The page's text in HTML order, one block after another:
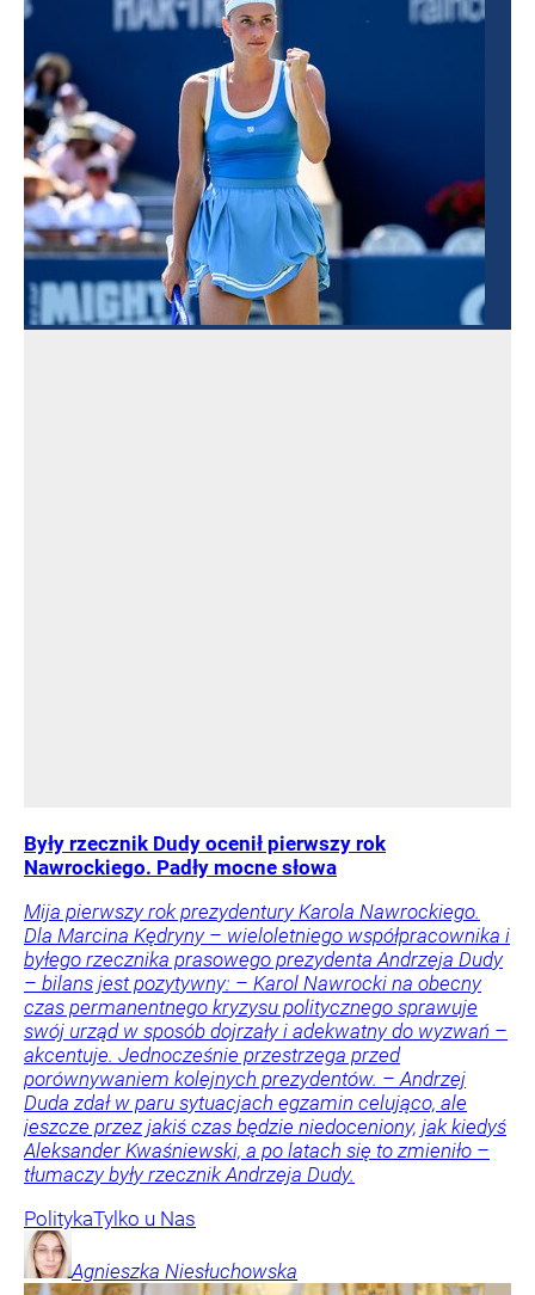
Były rzecznik Dudy ocenił pierwszy rok
Nawrockiego. Padły mocne słowa
Mija pierwszy rok prezydentury Karola Nawrockiego.
Dla Marcina Kędryny – wieloletniego współpracownika i
byłego rzecznika prasowego prezydenta Andrzeja Dudy
– bilans jest pozytywny: – Karol Nawrocki na obecny
czas permanentnego kryzysu politycznego sprawuje
swój urząd w sposób dojrzały i adekwatny do wyzwań –
akcentuje. Jednocześnie przestrzega przed
porównywaniem kolejnych prezydentów. – Andrzej
Duda zdał w paru sytuacjach egzamin celująco, ale
jeszcze przez jakiś czas będzie niedoceniony, jak kiedyś
Aleksander Kwaśniewski, a po latach się to zmieniło –
tłumaczy były rzecznik Andrzeja Dudy.
PolitykaTylko u Nas
Agnieszka Niesłuchowska